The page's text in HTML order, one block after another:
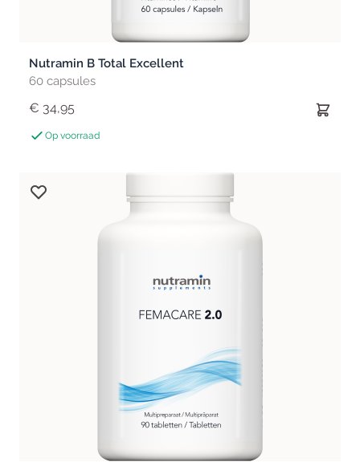
Nutramin B Total Excellent
60 capsules
€ 34,95
Op voorraad